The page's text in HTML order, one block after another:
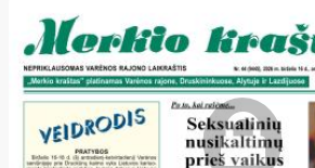
buvę ar tebesantys mūsų rajono tarybos
Katelynas, Edvinas Grikšas, Povilas
Baranauskas, tais metais ėję Seimo
premjerų bei jų biuro patarėjų pareigas...